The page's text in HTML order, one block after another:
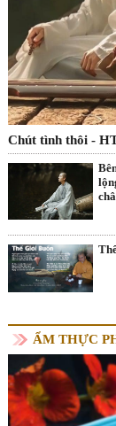
Chút tình thôi -
ẨM THỰC